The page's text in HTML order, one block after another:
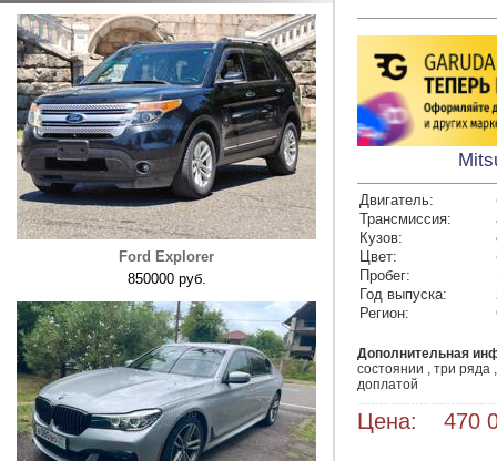
Ford Explorer
850000 руб.
Двигатель:
Трансмиссия:
Кузов:
Цвет:
Пробег:
Год выпуска:
Регион:
Дополнительная
состоянии , три
доплатой
Цена: 470